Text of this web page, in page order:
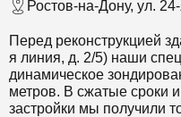
Ростов-на-Дону, ул.
Перед реконструкцией
я линия, д. 2/5) наши
динамическое
метров. В сжатые сроки
застройки мы получили